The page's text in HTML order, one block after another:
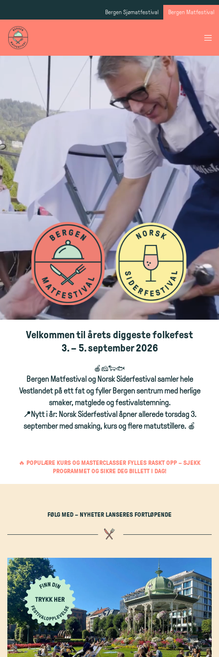
Bergen Sjømatfestival Bergen Matfestival
Velkommen til årets diggeste folkefest
3. – 5. september 2026
🍎🧀🐑🐟
Bergen Matfestival og Norsk Siderfestival samler hele
Vestlandet på ett fat og fyller Bergen sentrum med herlige
smaker, matglede og festivalstemning.
📍Nytt i år: Norsk Siderfestival åpner allerede torsdag 3.
september med smaking, kurs og flere matutstillere. 🍎
🔥 POPULÆRE KURS OG MASTERCLASSER FYLLES RASKT OPP – SJEKK
PROGRAMMET OG SIKRE DEG BILLETT I DAG!
FØLG MED – NYHETER LANSERES FORTLØPENDE
Program